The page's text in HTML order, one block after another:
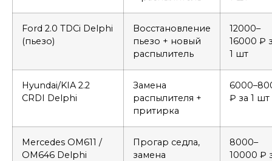
Ford 2.0 TDCi Delphi
(пьезо)
Восстановление
пьезо + новый
распылитель
12000–
16000 ₽
1 шт
Hyundai/KIA 2.2
CRDI Delphi
Замена
распылителя +
притирка
₽ за 1 шт
Mercedes OM611 /
OM646 Delphi
Прогар седла,
замена
8000–
10000 ₽